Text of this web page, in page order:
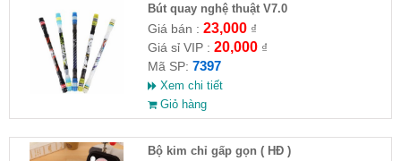
Bút quay nghệ thuật V7.0
Giá bán : 23,000₫
Giá sỉ VIP : 20,000₫
Mã SP: 7397
Xem chi tiết
Giỏ hàng
Bộ kim chỉ gấp gọn ( HĐ )